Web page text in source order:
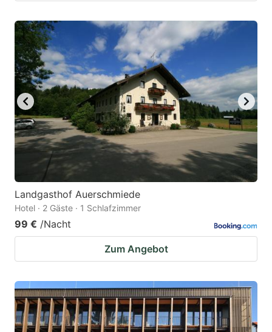
Landgasthof Auerschmiede
Hotel · 2 Gäste · 1 Schlafzimmer
99 € /Nacht
Zum Angebot